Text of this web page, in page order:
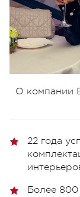
О компании
22 года
Более